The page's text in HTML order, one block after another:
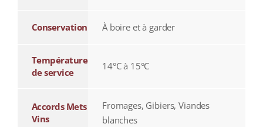
Conservation À boire et à garder
Température
de service
14°C à 15°C
Accords Mets
Vins
Fromages, Gibiers, Viandes
blanches